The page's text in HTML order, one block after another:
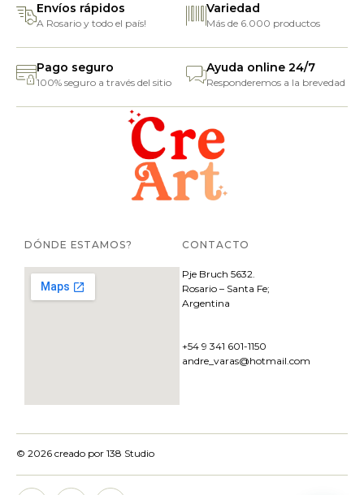
Envíos rápidos
A Rosario y todo el país!
Variedad
Más de 6.000 productos
Pago seguro
100% seguro a través del sitio
Ayuda online 24/7
Responderemos a la brevedad
DÓNDE ESTAMOS? CONTACTO
Pje Bruch 5632.
Rosario – Santa Fe;
Argentina
+54 9 341 601-1150
andre_varas@hotmail.com
© 2026 creado por 138 Studio